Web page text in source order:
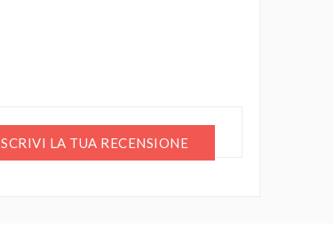
SCRIVI LA TUA RECENSIONE